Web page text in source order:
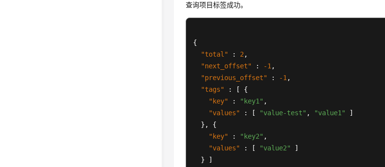
查询项目标签成功。
{
"total"
: 2 ,
"next_offset"
: -1 ,
"previous_offset"
: -1 ,
"tags"
: [
{
"key"
: "key1" ,
"values"
: [ "value-test" , "value1"
]
} ,
{
"key"
: "key2" ,
"values"
: [ "value2"
]
}
]